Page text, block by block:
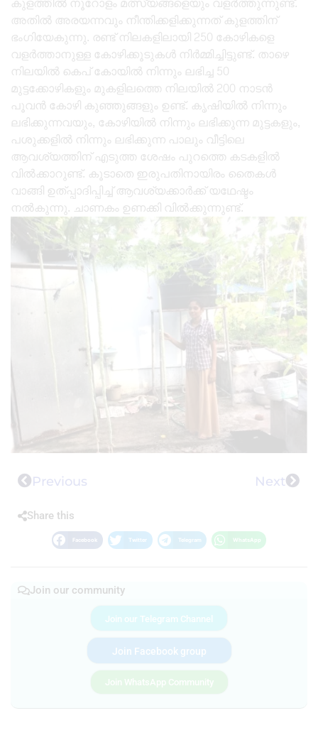
അതിൽ അരയന്നവും നീന്തിക്കളിക്കുന്നത് കുളത്തിന്
ഭംഗിയേകുന്നു. രണ്ട് നിലകളിലായി 250 കോഴികളെ
വളർത്താനുള്ള കോഴിക്കൂടുകൾ നിർമ്മിച്ചിട്ടുണ്ട്. താഴെ
നിലയിൽ കെപ് കോയിൽ നിന്നും ലഭിച്ച 50
മുട്ടക്കോഴികളും മുകളിലത്തെ നിലയിൽ 200 നാടൻ
പൂവൻ കോഴി കുഞ്ഞുങ്ങളും ഉണ്ട്. കൃഷിയിൽ നിന്നും
ലഭിക്കുന്നവയും, കോഴിയിൽ നിന്നും ലഭിക്കുന്ന മുട്ടകളും,
പശുക്കളിൽ നിന്നും ലഭിക്കുന്ന പാലും വീട്ടിലെ
ആവശ്യത്തിന് എടുത്ത ശേഷം പുറത്തെ കടകളിൽ
വിൽക്കാറുണ്ട്. കൂടാതെ ഇരുപതിനായിരം തൈകൾ
വാങ്ങി ഉത്പ്പാദിപ്പിച്ച് ആവശ്യക്കാർക്ക് യഥേഷ്ടം
നൽകുന്നു. ചാണകം ഉണക്കി വിൽക്കുന്നുണ്ട്.
Previous Next
Share this
Facebook Twitter Telegram WhatsApp
Join our community
Join our Telegram Channel
Join Facebook group
Join WhatsApp Community